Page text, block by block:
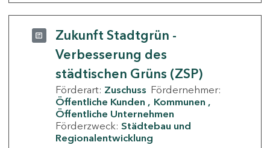
Zukunft Stadtgrün -
Verbesserung des
städtischen Grüns (ZSP)
Förderart: Zuschuss Fördernehmer:
Öffentliche Kunden
Kommunen
Öffentliche Unternehmen
Förderzweck: Städtebau und
Regionalentwicklung